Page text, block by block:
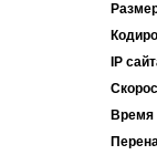
IP
Время